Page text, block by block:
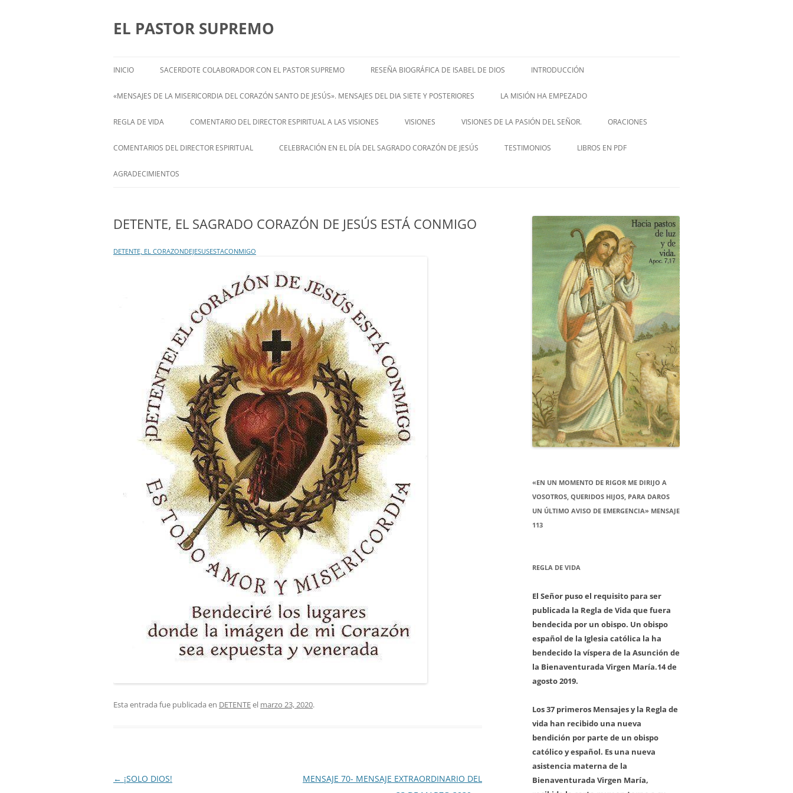
EL PASTOR SUPREMO
INICIO SACERDOTE COLABORADOR CON EL PASTOR SUPREMO RESEÑA BIOGRÁFICA DE ISABEL DE DIOS
ISABEL’S BIOGRAPHY
INTRODUCCIÓN
«MENSAJES DE LA MISERICORDIA DEL CORAZÓN SANTO DE JESÚS». MENSAJES DEL DIA SIETE Y POSTERIORES
ENGLISH
FRANÇAIS
ITALIANI
LA MISIÓN HA EMPEZADO
– ENGLISH –
REGLA DE VIDA COMENTARIO DEL DIRECTOR ESPIRITUAL A LAS VISIONES VISIONES
ENGLISH V
VISIONES DE LA PASIÓN DEL SEÑOR. ORACIONES
VIA CRUCIS
COMENTARIOS DEL DIRECTOR ESPIRITUAL
STATEMENT FROM THE SPIRITUAL
CELEBRACIÓN EN EL DÍA DEL SAGRADO CORAZÓN DE JESÚS TESTIMONIOS LIBROS EN PDF
AGRADECIMIENTOS
DETENTE, EL SAGRADO CORAZÓN DE JESÚS ESTÁ CONMIGO
DETENTE, EL CORAZONDEJESUSESTACONMIGO
Esta entrada fue publicada en DETENTEel marzo 23, 2020.
Navegación
← ¡SOLO DIOS!
MENSAJE 70- MENSAJE EXTRAORDINARIO DEL
«EN UN MOMENTO DE RIGOR ME DIRIJO A
VOSOTROS, QUERIDOS HIJOS, PARA DAROS
UN ÚLTIMO AVISO DE EMERGENCIA» MENSAJE
113
REGLA DE VIDA
El Señor puso el requisito para ser
publicada la Regla de Vida que fuera
bendecida por un obispo. Un obispo
español de la Iglesia católica la ha
bendecido la víspera de la Asunción de
la Bienaventurada Virgen María.14 de
agosto 2019.
Los 37 primeros Mensajes y la Regla de
vida han recibido una nueva
bendición por parte de un obispo
católico y español. Es una nueva
asistencia materna de la
Bienaventurada Virgen María,